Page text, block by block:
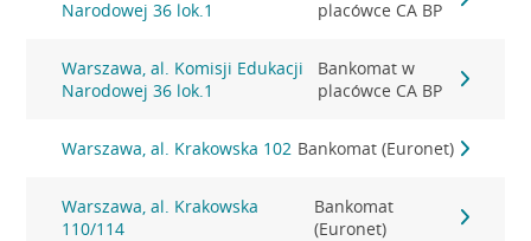
Narodowej 36 lok.1
placówce CA BP
Warszawa, al. Komisji Edukacji
Narodowej 36 lok.1
Bankomat w
placówce CA BP
Warszawa, al. Krakowska 102 Bankomat (Euronet)
Warszawa, al. Krakowska
110/114
Bankomat
(Euronet)